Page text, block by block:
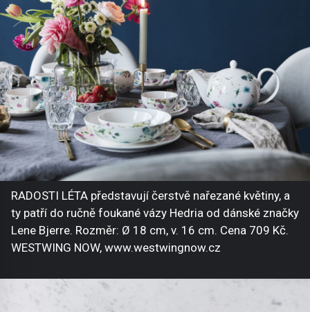
RADOSTI LÉTA představují čerstvě nařezané květiny, a
ty patří do ručně foukané vázy Hedria od dánské značky
Lene Bjerre. Rozměr: Ø 18 cm, v. 16 cm. Cena 709 Kč.
WESTWING NOW, www.westwingnow.cz